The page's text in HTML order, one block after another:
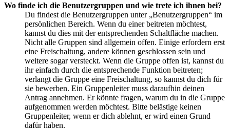
Wo finde ich die Benutzergruppen und wie trete ich ihnen bei?
Du findest die Benutzergruppen unter „Benutzergruppen“ im
persönlichen Bereich. Wenn du einer beitreten möchtest,
kannst du dies mit der entsprechenden Schaltfläche machen.
Nicht alle Gruppen sind allgemein offen. Einige erfordern erst
eine Freischaltung, andere können geschlossen sein und
weitere sogar versteckt. Wenn die Gruppe offen ist, kannst du
ihr einfach durch die entsprechende Funktion beitreten;
verlangt die Gruppe eine Freischaltung, so kannst du dich für
sie bewerben. Ein Gruppenleiter muss daraufhin deinen
Antrag annehmen. Er könnte fragen, warum du in die Gruppe
aufgenommen werden möchtest. Bitte belästige keinen
Gruppenleiter, wenn er dich ablehnt, er wird einen Grund
dafür haben.